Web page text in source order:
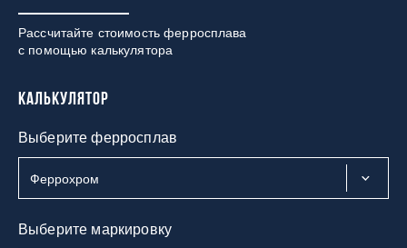
Рассчитайте стоимость ферросплава
с помощью калькулятора
Калькулятор
Выберите ферросплав
Выберите маркировку